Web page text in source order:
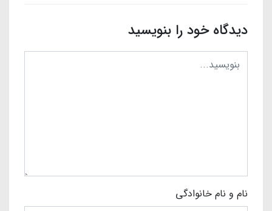
دیدگاه خود را بنویسید
نام و نام خانوادگی